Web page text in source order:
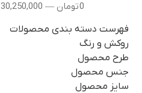
0تومان —
30,250,000
فهرست دسته بندی محصولات
روکش و رنگ
طرح محصول
جنس محصول
سایز محصول